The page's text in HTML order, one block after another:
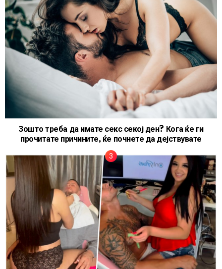
Зошто треба да имате секс секој ден? Кога ќе ги
прочитате причините, ќе почнете да дејствувате